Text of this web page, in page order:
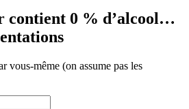
contient 0 % d’alcool…
vous-même (on assume pas les